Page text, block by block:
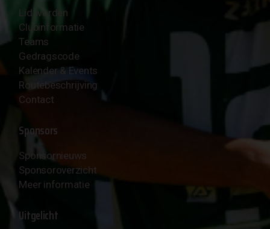
Lid worden
Clubinformatie
Teams
Gedragscode
Kalender & Events
Routebeschrijving
Contact
Sponsors
Sponsornieuws
Sponsoroverzicht
Meer informatie
Uitgelicht